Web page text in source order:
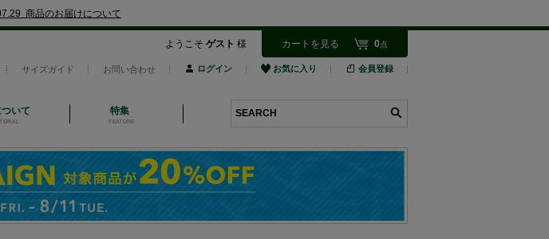
商品のお届けについて
ようこそ ゲスト 様 カートを見る 0点
サイズガイド お問い合わせ ログイン お気に入り 会員登録
いて 特集
FEATURE